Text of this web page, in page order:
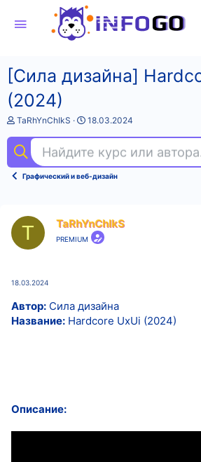
[Сила дизайна]
(2024)
А
т
о
т
TaRhYnChIkS
Д
а
н
а
а
18.03.2024
Графический и веб-дизайн
T TaRhYnChIkS
PREMIUM
18.03.2024
Автор: Сила дизайна
Название: Hardcore UxUi (2024)
Описание: